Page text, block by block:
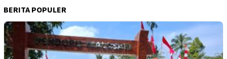
BERITA POPULER